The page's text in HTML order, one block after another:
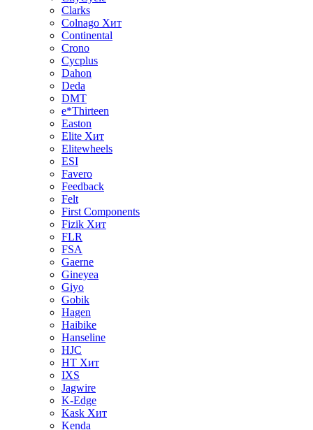
Clarks
Colnago Хит
Continental
Crono
Cycplus
Dahon
Deda
DMT
e*Thirteen
Easton
Elite Хит
Elitewheels
ESI
Favero
Feedback
Felt
First Components
Fizik Хит
FLR
FSA
Gaerne
Gineyea
Giyo
Gobik
Hagen
Haibike
Hanseline
HJC
HT Хит
IXS
Jagwire
K-Edge
Kask Хит
Kenda